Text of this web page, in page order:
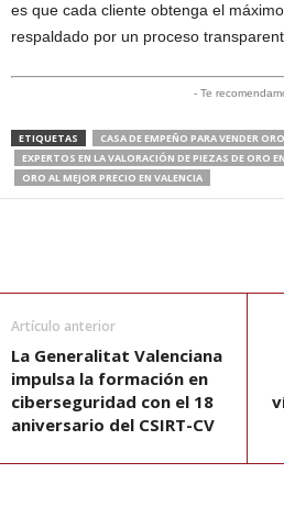
es que cada cliente obtenga el
respaldado por un proceso
- Te
ETIQUETAS
CASA DE EMPEÑO PARA VENDER
EXPERTOS EN LA VALORACIÓN DE PIEZAS DE ORO
ORO AL MEJOR PRECIO EN VALENCIA
Artículo anterior
La Generalitat Valenciana
impulsa la formación en
ciberseguridad con el 18
aniversario del CSIRT-CV